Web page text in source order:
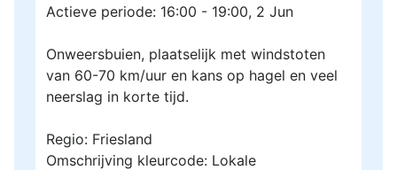
Actieve periode: 16:00 - 19:00, 2 Jun
Onweersbuien, plaatselijk met windstoten
van 60-70 km/uur en kans op hagel en veel
neerslag in korte tijd.
Regio: Friesland
Omschrijving kleurcode: Lokale